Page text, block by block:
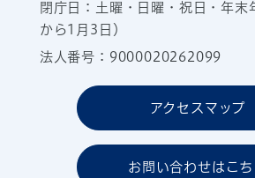
閉庁日：土曜・日曜・祝日・年末
から1月3日）
法人番号：9000020262099
アクセスマップ
お問い合わせはこち